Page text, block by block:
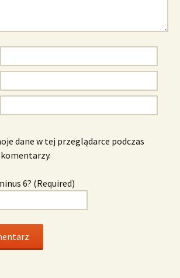
dane w tej przeglądarce podczas
6? (Required)